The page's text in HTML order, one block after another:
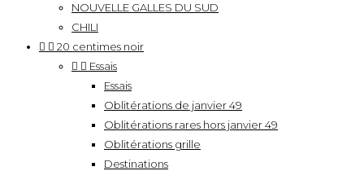
NOUVELLE GALLES DU SUD
CHILI
  20 centimes noir
  Essais
Essais
Oblitérations de janvier 49
Oblitérations rares hors janvier 49
Oblitérations grille
Destinations